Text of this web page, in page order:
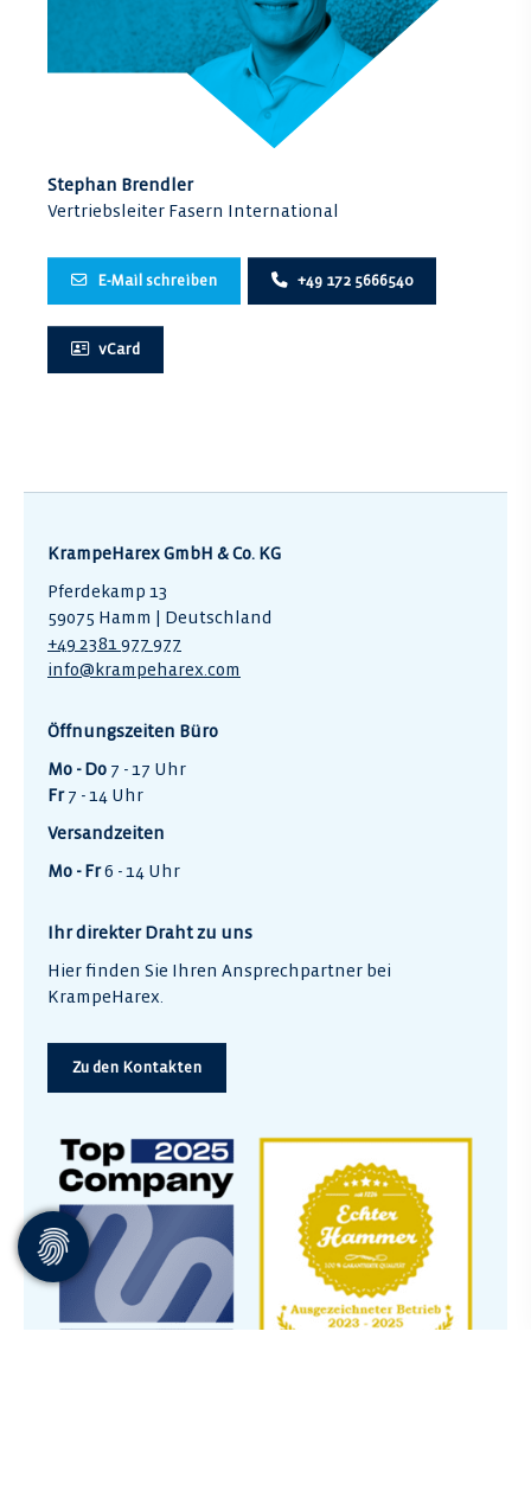
Stephan Brendler
Vertriebsleiter Fasern International
E-Mail schreiben +49 172 5666540
vCard
KrampeHarex GmbH & Co. KG
Pferdekamp 13
59075 Hamm | Deutschland
+49 2381 977 977
info@krampeharex.com
Öffnungszeiten Büro
Mo - Do 7 - 17 Uhr
Fr7 - 14 Uhr
Versandzeiten
Mo - Fr6 - 14 Uhr
Ihr direkter Draht zu uns
Hier finden Sie Ihren Ansprechpartner bei
KrampeHarex.
Zu den Kontakten